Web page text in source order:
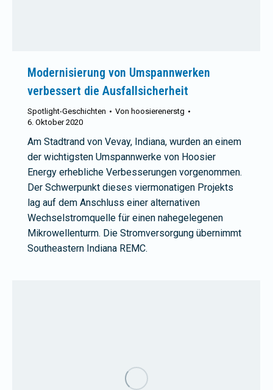
Modernisierung von Umspannwerken
verbessert die Ausfallsicherheit
Spotlight-Geschichten Von hoosierenerstg
6. Oktober 2020
Am Stadtrand von Vevay, Indiana, wurden an einem
der wichtigsten Umspannwerke von Hoosier
Energy erhebliche Verbesserungen vorgenommen.
Der Schwerpunkt dieses viermonatigen Projekts
lag auf dem Anschluss einer alternativen
Wechselstromquelle für einen nahegelegenen
Mikrowellenturm. Die Stromversorgung übernimmt
Southeastern Indiana REMC.